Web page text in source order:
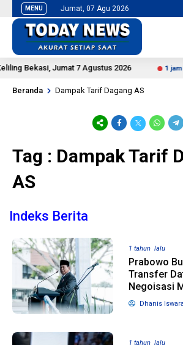
MENU Jumat, 07 Agu 2026
Bekasi, Jumat 7 Agustus 2026 1 jam
Beranda Dampak Tarif Dagang AS
Tag : Dampak Tarif
AS
Indeks Berita
1 tahun lalu
Prabowo
Transfer
Negoisasi
Dhanis Iswara
1 tahun lalu
1 tahun lalu
Pilkada 2024, Legislator